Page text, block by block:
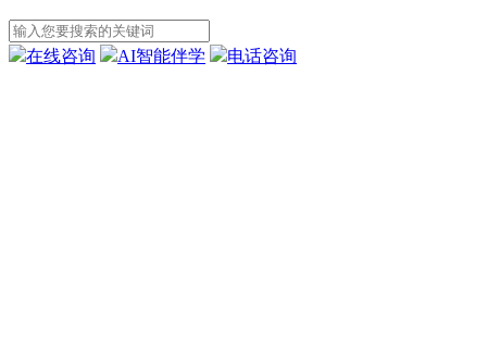
在线咨询 AI智能伴学 电话咨询